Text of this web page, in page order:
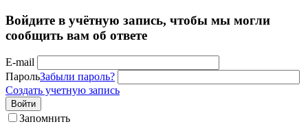
Войдите в учётную запись, чтобы мы могли
сообщить вам об ответе
E-mail
ПарольЗабыли пароль?
Создать учетную запись
Войти
Запомнить